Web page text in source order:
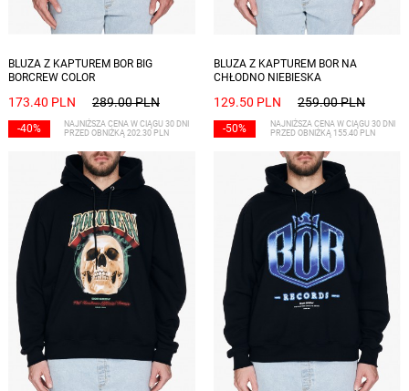
BLUZA Z KAPTUREM BOR BIG
BORCREW COLOR
173.40 PLN 289.00 PLN
-40%
NAJNIŻSZA CENA W CIĄGU 30 DNI
PRZED OBNIŻKĄ 202.30 PLN
BLUZA Z KAPTUREM BOR NA
CHŁODNO NIEBIESKA
129.50 PLN 259.00 PLN
-50%
NAJNIŻSZA CENA W CIĄGU 30 DNI
PRZED OBNIŻKĄ 155.40 PLN